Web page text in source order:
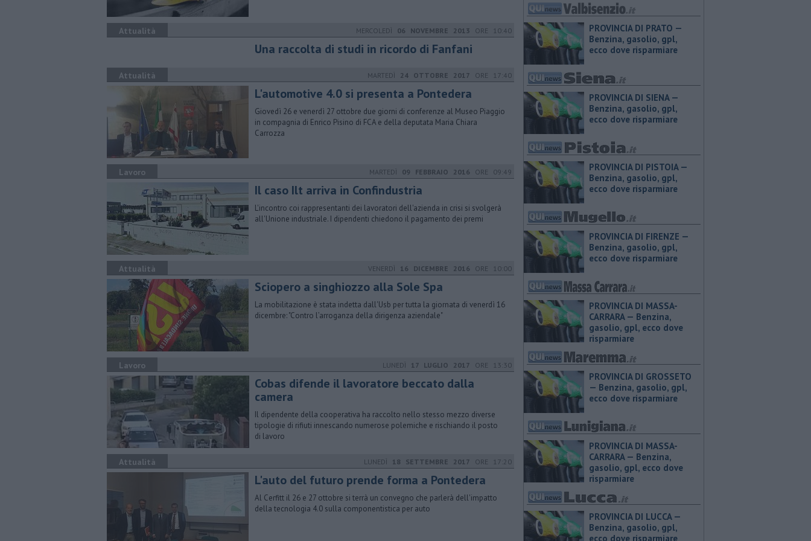
Attualità MERCOLEDÌ 06 NOVEMBRE 2013 ORE 10:40
Una raccolta di studi in ricordo di Fanfani
Attualità MARTEDÌ 24 OTTOBRE 2017 ORE 17:40
L'automotive 4.0 si presenta a Pontedera
Giovedì 26 e venerdì 27 ottobre due giorni di conferenze al Museo Piaggio
in compagnia di Enrico Pisino di FCA e della deputata Maria Chiara
Carrozza
Lavoro MARTEDÌ 09 FEBBRAIO 2016 ORE 09:49
Il caso Ilt arriva in Confindustria
L'incontro coi rappresentanti dei lavoratori dell'azienda in crisi si svolgerà
all'Unione industriale. I dipendenti chiedono il pagamento dei premi
Attualità VENERDÌ 16 DICEMBRE 2016 ORE 10:00
Sciopero a singhiozzo alla Sole Spa
La mobilitazione è stata indetta dall'Usb per tutta la giornata di venerdì 16
dicembre: "​Contro l’arroganza della dirigenza aziendale"
Lavoro LUNEDÌ 17 LUGLIO 2017 ORE 13:30
Cobas difende il lavoratore beccato dalla
camera
Il dipendente della cooperativa ha raccolto nello stesso mezzo diverse
tipologie di rifiuti innescando numerose polemiche e rischiando il posto
di lavoro
Attualità LUNEDÌ 18 SETTEMBRE 2017 ORE 17:20
L'auto del futuro prende forma a Pontedera
Al Cerfitt il 26 e 27 ottobre si terrà un convegno che parlerà dell'impatto
della tecnologia 4.0 sulla componentistica per auto
PROVINCIA DI PRATO — ​
Benzina, gasolio, gpl,
ecco dove risparmiare
PROVINCIA DI SIENA — ​
Benzina, gasolio, gpl,
ecco dove risparmiare
PROVINCIA DI PISTOIA — ​
Benzina, gasolio, gpl,
ecco dove risparmiare
PROVINCIA DI FIRENZE — ​
Benzina, gasolio, gpl,
ecco dove risparmiare
PROVINCIA DI MASSA-
CARRARA — ​Benzina,
gasolio, gpl, ecco dove
risparmiare
PROVINCIA DI GROSSETO
— ​Benzina, gasolio, gpl,
ecco dove risparmiare
PROVINCIA DI MASSA-
CARRARA — ​Benzina,
gasolio, gpl, ecco dove
risparmiare
PROVINCIA DI LUCCA — ​
Benzina, gasolio, gpl,
ecco dove risparmiare